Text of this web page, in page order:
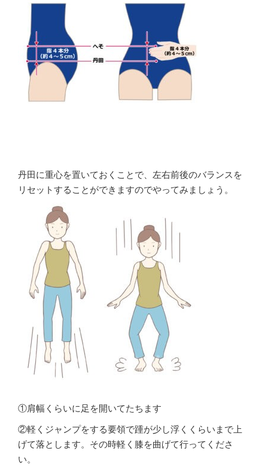
丹田に重心を置いておくことで、左右前後のバランスを
リセットすることができますのでやってみましょう。
①肩幅くらいに足を開いてたちます
②軽くジャンプをする要領で踵が少し浮くくらいまで上
げて落とします。その時軽く膝を曲げて行ってくださ
い。